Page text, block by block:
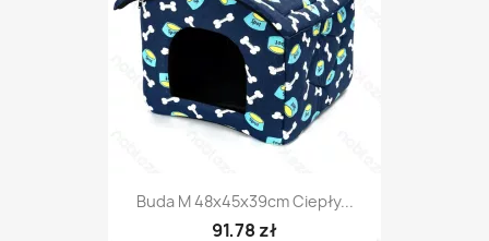
Buda M 48x45x39cm Ciepły...
91,78 zł